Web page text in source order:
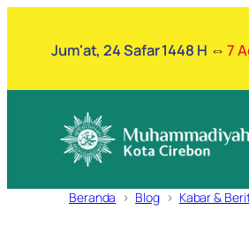
Jum'at, 24 Safar 1448 H ⇔7
Beranda Blog Kabar &